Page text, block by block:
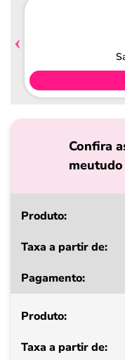
Confira
Produto
a
de